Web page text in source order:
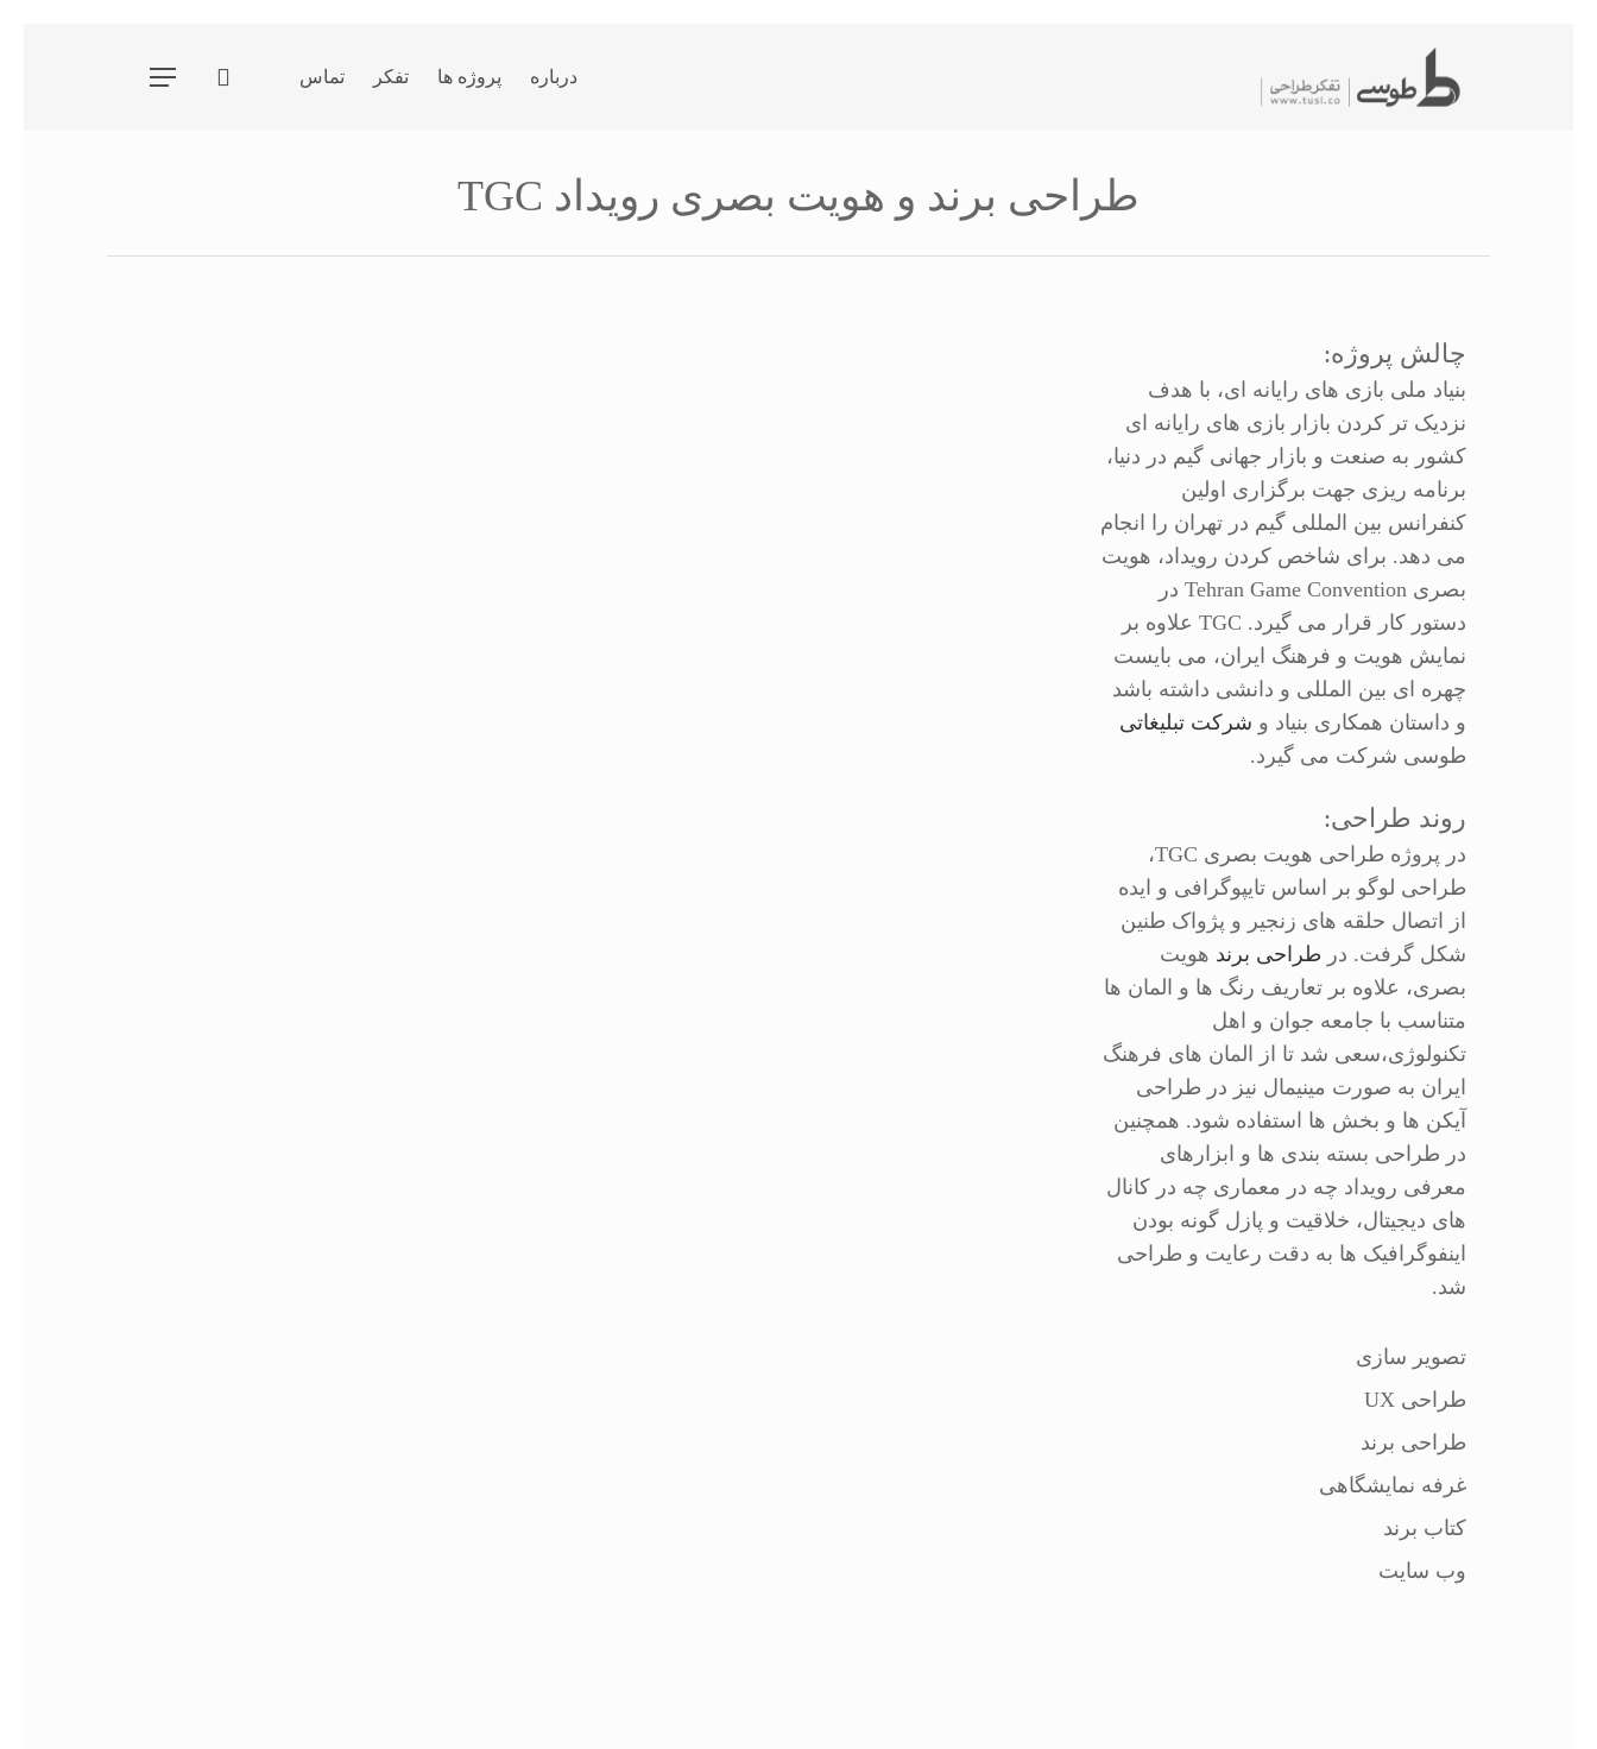
اینتر را برای جستجو و یا ESC برای بستن بفشارید
جستجو
درباره پروژه ها تفکر تماس جستجو
فهرست
طراحی برند و هویت بصری رویداد TGC
چالش پروژه:
بنیاد ملی بازی های رایانه ای، با هدف
نزدیک تر کردن بازار بازی های رایانه ای
کشور به صنعت و بازار جهانی گیم در دنیا،
برنامه ریزی جهت برگزاری اولین
کنفرانس بین المللی گیم در تهران را انجام
می دهد. برای شاخص کردن رویداد، هویت
بصری Tehran Game Convention در
دستور کار قرار می گیرد. TGC علاوه بر
نمایش هویت و فرهنگ ایران، می بایست
چهره ای بین المللی و دانشی داشته باشد
و داستان همکاری بنیاد و شرکت تبلیغاتی
طوسی شرکت می گیرد.
روند طراحی:
در پروژه طراحی هویت بصری TGC،
طراحی لوگو بر اساس تایپوگرافی و ایده
از اتصال حلقه های زنجیر و پژواک طنین
شکل گرفت. در طراحی برند هویت
بصری، علاوه بر تعاریف رنگ ها و المان ها
متناسب با جامعه جوان و اهل
تکنولوژی،‌سعی شد تا از المان های فرهنگ
ایران به صورت مینیمال نیز در طراحی
آیکن ها و بخش ها استفاده شود. همچنین
در طراحی بسته بندی ها و ابزارهای
معرفی رویداد چه در معماری چه در کانال
های دیجیتال، خلاقیت و پازل گونه بودن
اینفوگرافیک ها به دقت رعایت و طراحی
شد.
تصویر سازی
طراحی UX
طراحی برند
غرفه نمایشگاهی
کتاب برند
وب سایت